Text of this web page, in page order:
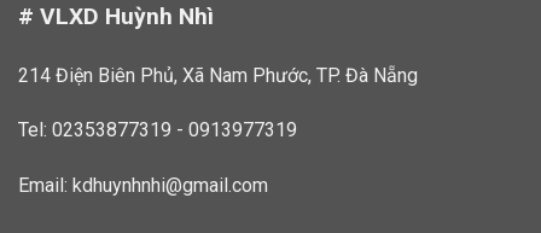
# VLXD Huỳnh Nhì
214 Điện Biên Phủ, Xã Nam Phước, TP. Đà Nẵng
Tel: 02353877319 - 0913977319
Email: kdhuynhnhi@gmail.com